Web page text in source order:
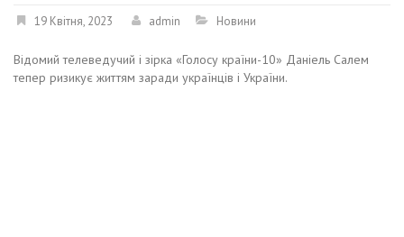
19 Квітня, 2023 admin Новини
Відомий телеведучий і зірка «Голосу країни-10» Даніель Салем
тепер ризикує життям заради українців і України.